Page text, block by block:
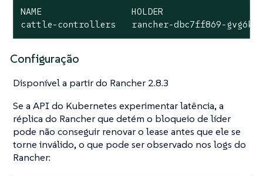
NAME                 HOLDER
cattle-controllers   rancher-dbc7ff869-gvg6k
Configuração
Disponível a partir do Rancher 2.8.3
Se a API do Kubernetes experimentar latência, a
réplica do Rancher que detém o bloqueio de líder
pode não conseguir renovar o lease antes que ele se
torne inválido, o que pode ser observado nos logs do
Rancher: